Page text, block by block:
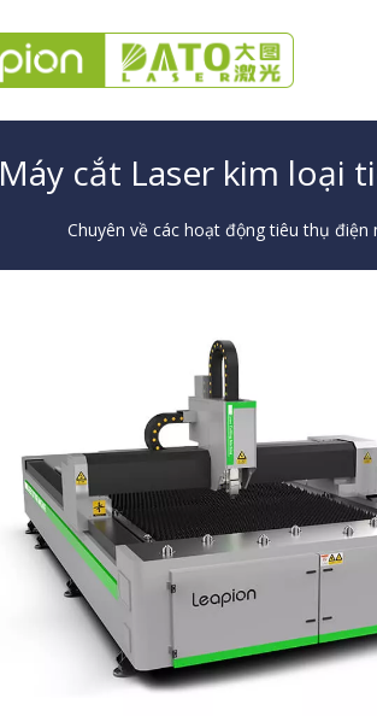
Máy cắt Laser kim loại
Chuyên về các hoạt động tiêu thụ